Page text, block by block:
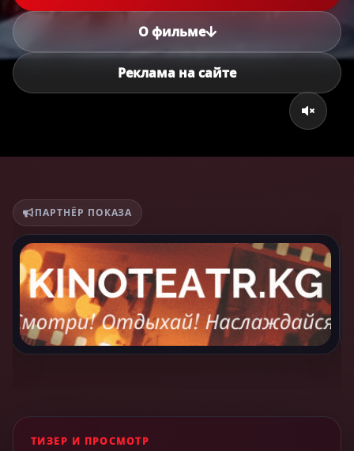
О фильме
Реклама на сайте
ПАРТНЁР ПОКАЗА
ТИЗЕР И ПРОСМОТР